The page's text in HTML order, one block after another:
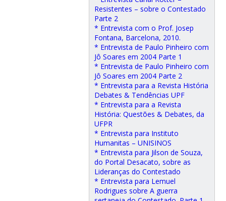
Resistentes – sobre o Contestado
Parte 2
* Entrevista com o Prof. Josep
Fontana, Barcelona, 2010.
* Entrevista de Paulo Pinheiro com
Jô Soares em 2004 Parte 1
* Entrevista de Paulo Pinheiro com
Jô Soares em 2004 Parte 2
* Entrevista para a Revista História
Debates & Tendências UPF
* Entrevista para a Revista
História: Questões & Debates, da
UFPR
* Entrevista para Instituto
Humanitas – UNISINOS
* Entrevista para Jilson de Souza,
do Portal Desacato, sobre as
Lideranças do Contestado
* Entrevista para Lemuel
Rodrigues sobre A guerra